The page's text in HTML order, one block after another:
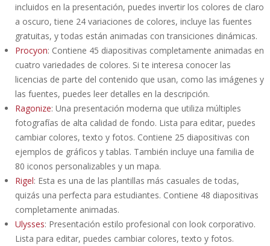
incluidos en la presentación, puedes invertir los colores de claro
a oscuro, tiene 24 variaciones de colores, incluye las fuentes
gratuitas, y todas están animadas con transiciones dinámicas.
Procyon: Contiene 45 diapositivas completamente animadas en
cuatro variedades de colores. Si te interesa conocer las
licencias de parte del contenido que usan, como las imágenes y
las fuentes, puedes leer detalles en la descripción.
Ragonize: Una presentación moderna que utiliza múltiples
fotografías de alta calidad de fondo. Lista para editar, puedes
cambiar colores, texto y fotos. Contiene 25 diapositivas con
ejemplos de gráficos y tablas. También incluye una familia de
80 iconos personalizables y un mapa.
Rigel: Esta es una de las plantillas más casuales de todas,
quizás una perfecta para estudiantes. Contiene 48 diapositivas
completamente animadas.
Ulysses: Presentación estilo profesional con look corporativo.
Lista para editar, puedes cambiar colores, texto y fotos.